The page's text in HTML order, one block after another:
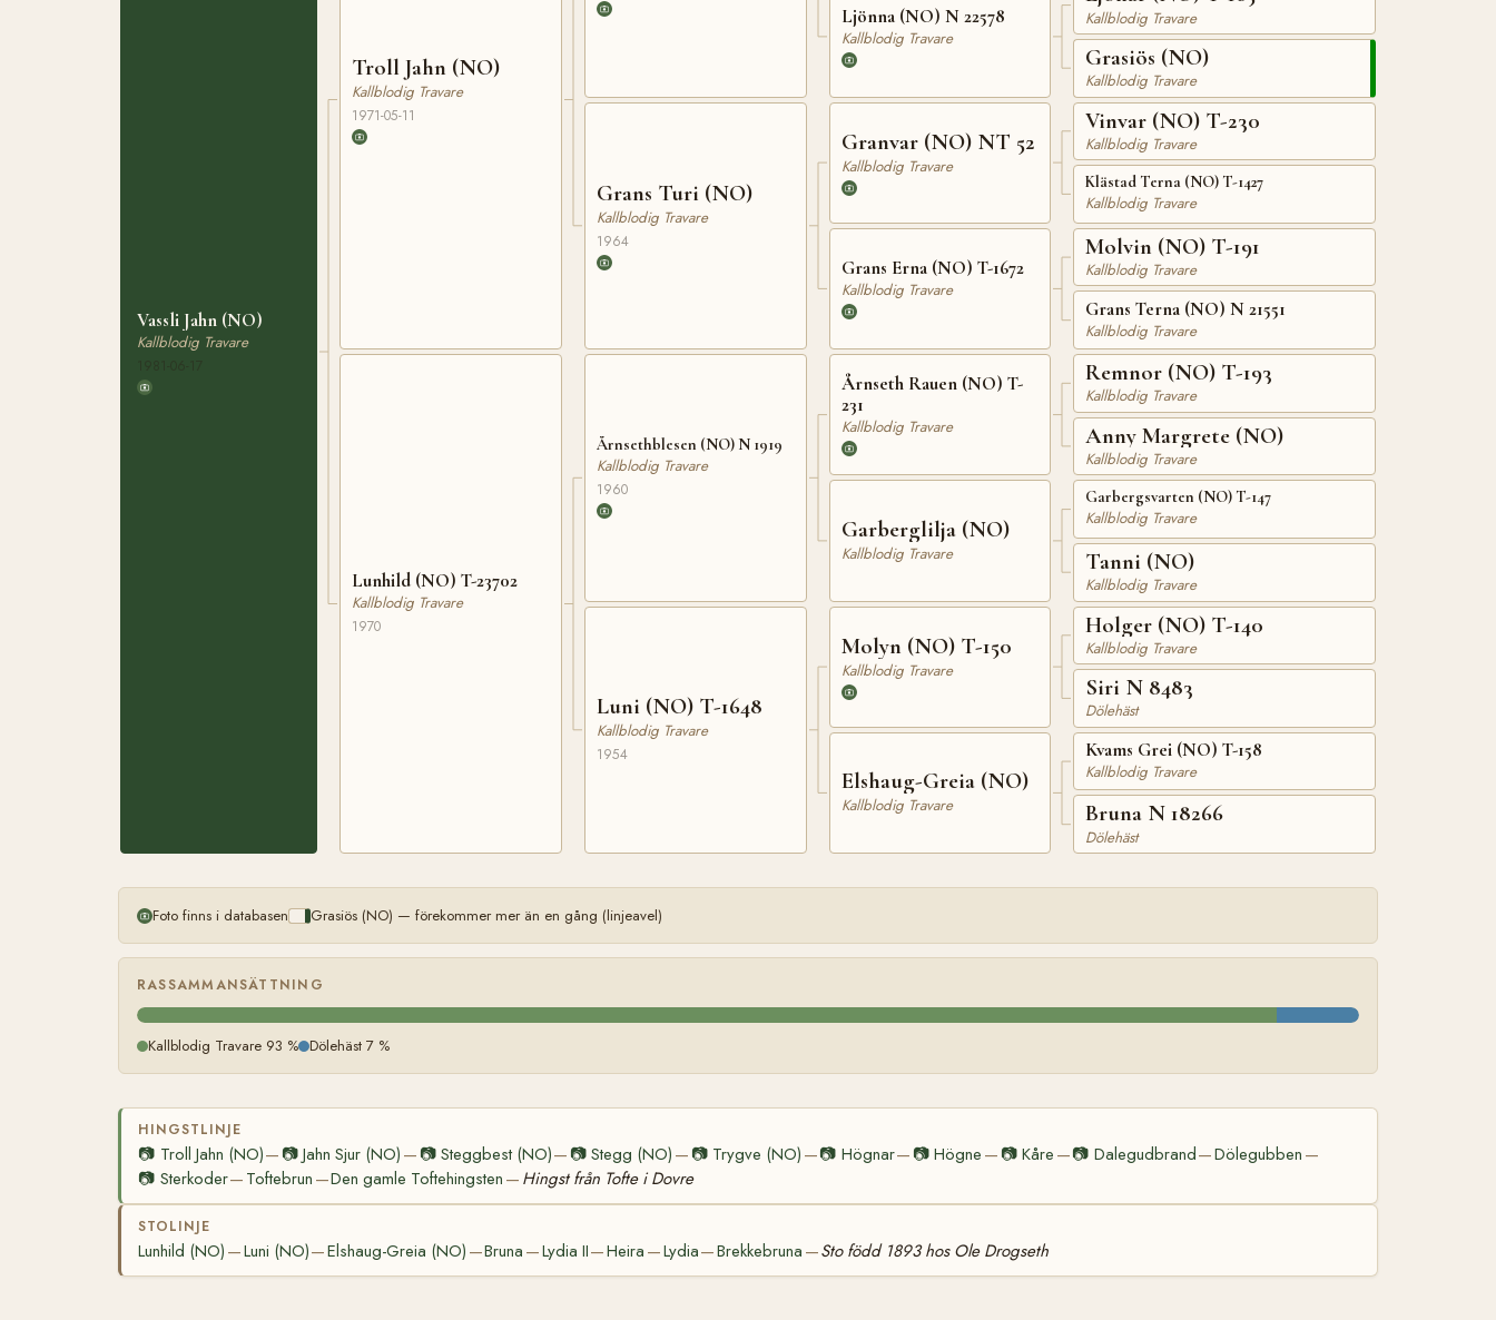
Vassli Jahn (NO)
Kallblodig Travare
Troll Jahn (NO)
Kallblodig Travare
1971-05-11
Lunhild (NO) T-23702
Kallblodig Travare
1970
Grans Turi (NO)
Kallblodig Travare
1964
Årnsethblesen (NO) N 1919
Kallblodig Travare
1960
Luni (NO) T-1648
Kallblodig Travare
1954
Ljönna (NO) N 22578
Kallblodig Travare
Granvar (NO) NT 52
Kallblodig Travare
Grans Erna (NO) T-1672
Kallblodig Travare
Årnseth Rauen (NO) T-
231
Kallblodig Travare
Garberglilja (NO)
Kallblodig Travare
Molyn (NO) T-150
Kallblodig Travare
Elshaug-Greia (NO)
Kallblodig Travare
Kallblodig Travare
Grasiös (NO)
Kallblodig Travare
Vinvar (NO) T-230
Kallblodig Travare
Klästad Terna (NO) T-1427
Kallblodig Travare
Molvin (NO) T-191
Kallblodig Travare
Grans Terna (NO) N 21551
Kallblodig Travare
Remnor (NO) T-193
Kallblodig Travare
Anny Margrete (NO)
Kallblodig Travare
Garbergsvarten (NO) T-147
Kallblodig Travare
Tanni (NO)
Kallblodig Travare
Holger (NO) T-140
Kallblodig Travare
Siri N 8483
Dölehäst
Kvams Grei (NO) T-158
Kallblodig Travare
Bruna N 18266
Dölehäst
Foto finns i databasen Grasiös (NO) — förekommer mer än en gång (linjeavel)
RASSAMMANSÄTTNING
Kallblodig Travare 93 % Dölehäst 7 %
HINGSTLINJE
📷 Troll Jahn (NO)— 📷Jahn Sjur (NO) — 📷 Steggbest (NO)— 📷 Stegg (NO) — 📷 Trygve (NO) —📷 Högnar— 📷Högne — 📷Kåre —📷 Dalegudbrand—Dölegubben —
📷 Sterkoder— Toftebrun —Den gamle Toftehingsten — Hingst från Tofte i Dovre
STOLINJE
Lunhild (NO) —Luni (NO)—Elshaug-Greia (NO) —Bruna —Lydia II—Heira —Lydia—Brekkebruna —Sto född 1893 hos Ole Drogseth